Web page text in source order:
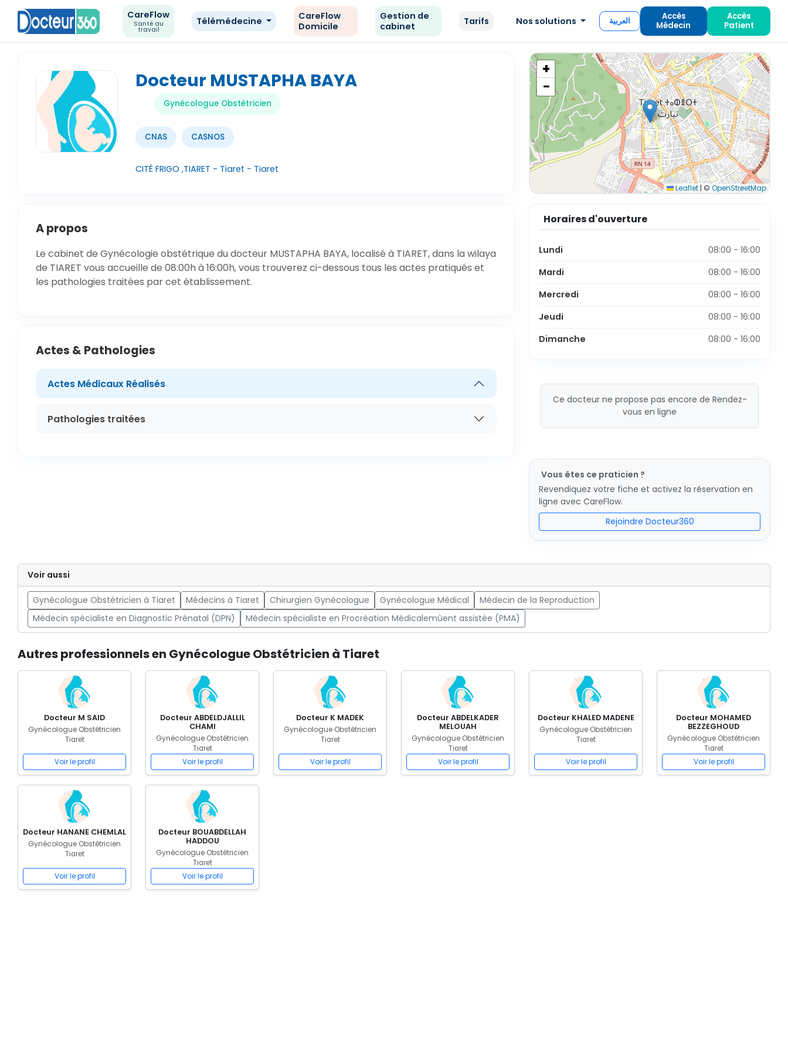
CareFlow
Santé au
travail
Télémédecine
CareFlow
Domicile
Gestion de
cabinet
Tarifs Nos solutions العربية
Accès
Médecin
Accès
Patient
Docteur MUSTAPHA BAYA
Gynécologue Obstétricien
CNAS CASNOS
CITÉ FRIGO ,TIARET - Tiaret - Tiaret
+
−
Leaflet| © OpenStreetMap
A propos
Le cabinet de Gynécologie obstétrique du docteur MUSTAPHA BAYA, localisé à TIARET, dans la wilaya
de TIARET vous accueille de 08:00h à 16:00h, vous trouverez ci-dessous tous les actes pratiqués et
les pathologies traitées par cet établissement.
Actes & Pathologies
Actes Médicaux Réalisés
Pathologies traitées
Horaires d'ouverture
Lundi
08:00 - 16:00
Mardi
08:00 - 16:00
Mercredi
08:00 - 16:00
Jeudi
08:00 - 16:00
Dimanche
08:00 - 16:00
Ce docteur ne propose pas encore de Rendez-
vous en ligne
Vous êtes ce praticien ?
Revendiquez votre fiche et activez la réservation en
ligne avec CareFlow.
Rejoindre Docteur360
Voir aussi
Gynécologue Obstétricien à Tiaret Médecins à Tiaret Chirurgien Gynécologue Gynécologue Médical
Médecin de la Reproduction
Médecin spécialiste en Diagnostic Prénatal (DPN)
Médecin spécialiste en Procréation Médicalemùent assistée (PMA)
Autres professionnels en Gynécologue Obstétricien à Tiaret
Docteur M SAID
Gynécologue Obstétricien
Tiaret
Voir le profil
Docteur ABDELDJALLIL
CHAMI
Gynécologue Obstétricien
Tiaret
Voir le profil
Docteur K MADEK
Gynécologue Obstétricien
Tiaret
Voir le profil
Docteur ABDELKADER
MELOUAH
Gynécologue Obstétricien
Tiaret
Voir le profil
Docteur KHALED MADENE
Gynécologue Obstétricien
Tiaret
Voir le profil
Docteur MOHAMED
BEZZEGHOUD
Gynécologue Obstétricien
Tiaret
Voir le profil
Docteur HANANE CHEMLAL
Gynécologue Obstétricien
Tiaret
Voir le profil
Docteur BOUABDELLAH
HADDOU
Gynécologue Obstétricien
Tiaret
Voir le profil